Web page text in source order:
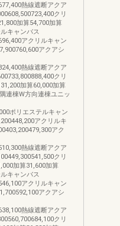
熱線遮断アクア
クリ
加算54,700加算
キャンバス
アクリルキャン
アクアシ
熱線遮断アクア
クリ
加算60,000加算
棟W方向連棟ユニッ
ポリエステルキャン
アクリルキ
アク
熱線遮断アクア
クリ
加算31,600加算
キャンバス
アクリルキャン
アクアシ
熱線遮断アクア
クリ